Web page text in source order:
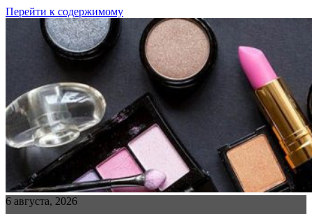
Перейти к содержимому
6 августа, 2026